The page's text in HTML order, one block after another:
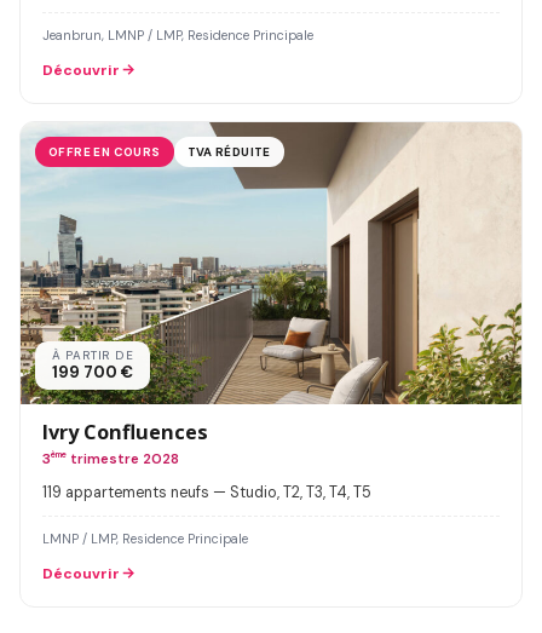
Jeanbrun, LMNP / LMP, Residence Principale
Découvrir
OFFRE EN COURS TVA RÉDUITE
À PARTIR DE
199 700 €
Ivry Confluences
3ème trimestre 2028
119 appartements neufs — Studio, T2, T3, T4, T5
LMNP / LMP, Residence Principale
Découvrir